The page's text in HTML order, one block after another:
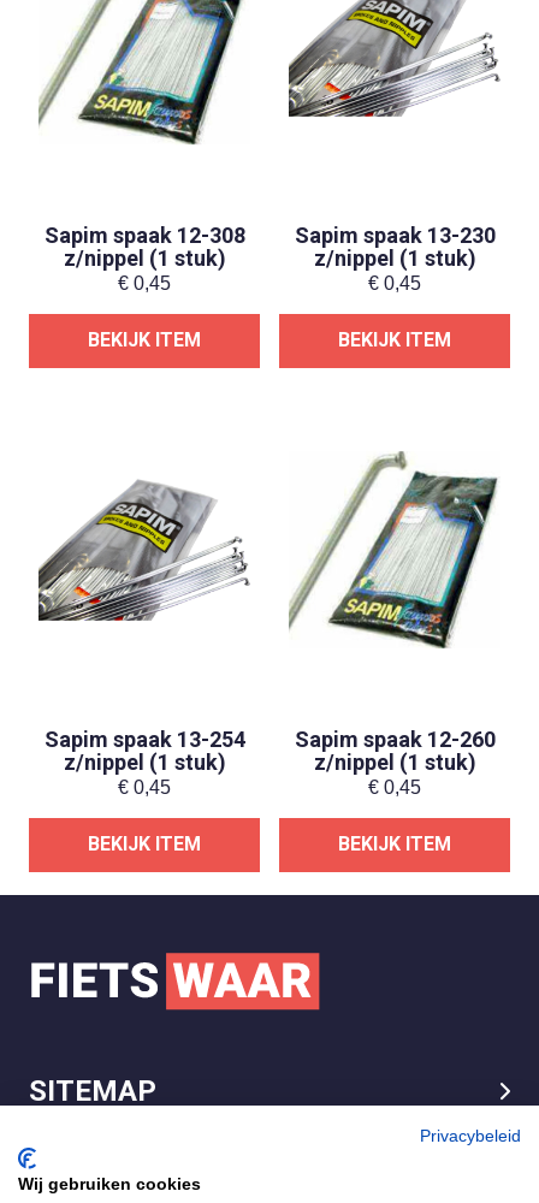
Sapim spaak 12-308
z/nippel (1 stuk)
€ 0,45
BEKIJK ITEM
Sapim spaak 13-230
z/nippel (1 stuk)
€ 0,45
BEKIJK ITEM
Sapim spaak 13-254
z/nippel (1 stuk)
€ 0,45
BEKIJK ITEM
Sapim spaak 12-260
z/nippel (1 stuk)
€ 0,45
BEKIJK ITEM
SITEMAP
LEGAL
Privacybeleid
Wij gebruiken cookies